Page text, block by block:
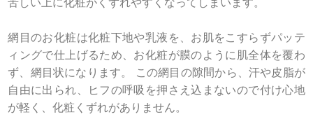
網目のお化粧は化粧下地や乳液を、お肌をこすらずパッテ
ィングで仕上げるため、お化粧が膜のように肌全体を覆わ
ず、網目状になります。 この網目の隙間から、汗や皮脂が
自由に出られ、ヒフの呼吸を押さえ込まないので付け心地
が軽く、化粧くずれがありません。